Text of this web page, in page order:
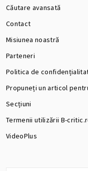
Căutare avansată
Contact
Misiunea noastră
Parteneri
Politica de
Propuneți un articol
Secțiuni
Termenii utilizării B-
VideoPlus